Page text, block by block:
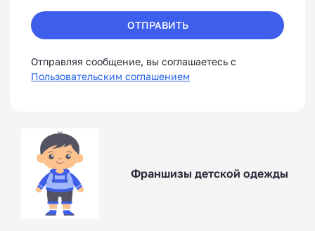
ОТПРАВИТЬ
Отправляя сообщение, вы соглашаетесь с
Пользовательским соглашением
Франшизы детской одежды